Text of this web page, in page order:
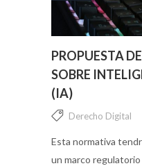
PROPUESTA
SOBRE
(IA)
Derecho Digital
Esta normativa
un marco